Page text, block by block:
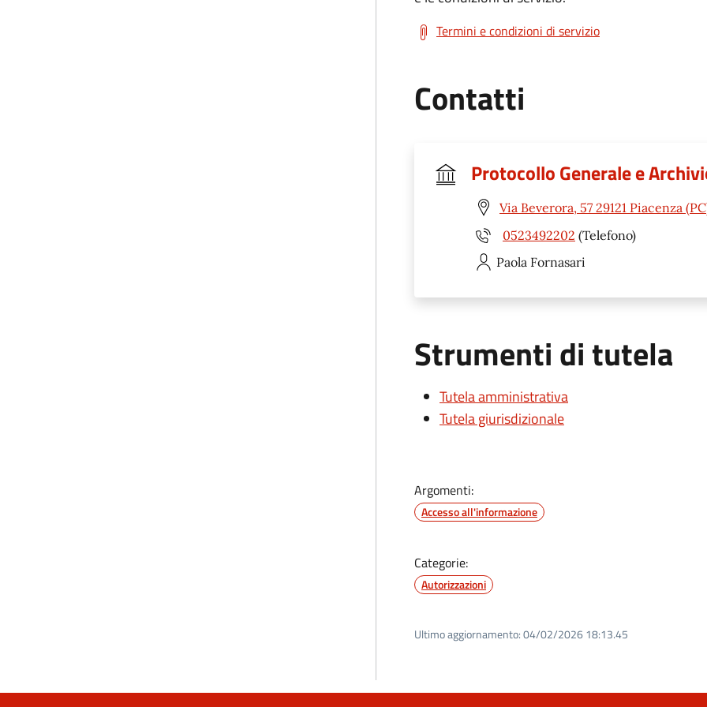
Termini e condizioni di servizio
Contatti
Protocollo Generale e
Via Beverora, 57 29121 Piacenza
0523492202 (Telefono)
Paola Fornasari
Strumenti di tutela
Tutela amministrativa
Tutela giurisdizionale
Argomenti:
Accesso all'informazione
Categorie:
Autorizzazioni
Ultimo aggiornamento:04/02/2026 18:13.45